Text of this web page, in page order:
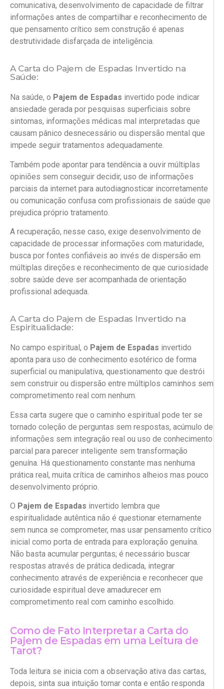
comunicativa, desenvolvimento de capacidade de filtrar
informações antes de compartilhar e reconhecimento de
que pensamento crítico sem construção é apenas
destrutividade disfarçada de inteligência.
A Carta do Pajem de Espadas Invertido na
Saúde:
Na saúde, o Pajem de Espadas invertido pode indicar
ansiedade gerada por pesquisas superficiais sobre
sintomas, informações médicas mal interpretadas que
causam pânico desnecessário ou dispersão mental que
impede seguir tratamentos adequadamente.
Também pode apontar para tendência a ouvir múltiplas
opiniões sem conseguir decidir, uso de informações
parciais da internet para autodiagnosticar incorretamente
ou comunicação confusa com profissionais de saúde que
prejudica próprio tratamento.
A recuperação, nesse caso, exige desenvolvimento de
capacidade de processar informações com maturidade,
busca por fontes confiáveis ao invés de dispersão em
múltiplas direções e reconhecimento de que curiosidade
sobre saúde deve ser acompanhada de orientação
profissional adequada.
A Carta do Pajem de Espadas Invertido na
Espiritualidade:
No campo espiritual, o Pajem de Espadas invertido
aponta para uso de conhecimento esotérico de forma
superficial ou manipulativa, questionamento que destrói
sem construir ou dispersão entre múltiplos caminhos sem
comprometimento real com nenhum.
Essa carta sugere que o caminho espiritual pode ter se
tornado coleção de perguntas sem respostas, acúmulo de
informações sem integração real ou uso de conhecimento
parcial para parecer inteligente sem transformação
genuína. Há questionamento constante mas nenhuma
prática real, muita crítica de caminhos alheios mas pouco
desenvolvimento próprio.
O Pajem de Espadas invertido lembra que
espiritualidade autêntica não é questionar eternamente
sem nunca se comprometer, mas usar pensamento crítico
inicial como porta de entrada para exploração genuína.
Não basta acumular perguntas; é necessário buscar
respostas através de prática dedicada, integrar
conhecimento através de experiência e reconhecer que
curiosidade espiritual deve amadurecer em
comprometimento real com caminho escolhido.
Como de Fato Interpretar a Carta do
Pajem de Espadas em uma Leitura de
Tarot?
Toda leitura se inicia com a observação ativa das cartas,
depois, sinta sua intuição tomar conta e então responda